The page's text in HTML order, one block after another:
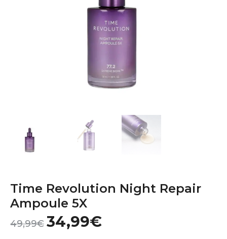
Time Revolution Night Repair
Ampoule 5X
49,99€ 34,99€